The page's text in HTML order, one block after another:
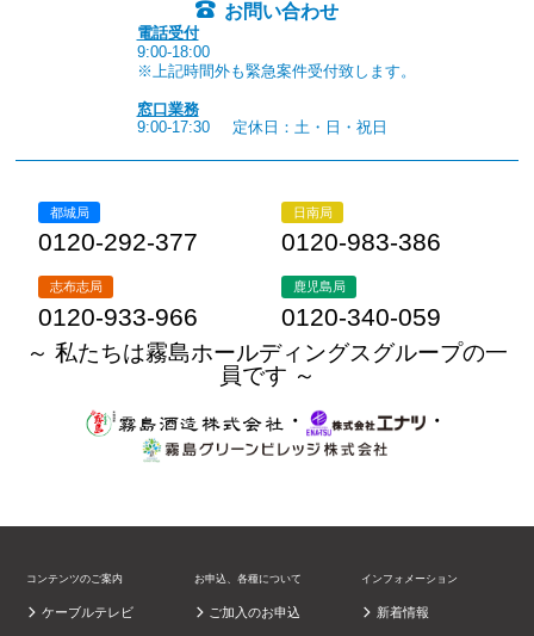
お問い合わせ
電話受付
9:00-18:00
※上記時間外も緊急案件受付致します。
窓口業務
9:00-17:30
定休日：土・日・祝日
都城局
0120-292-377
日南局
0120-983-386
志布志局
0120-933-966
鹿児島局
0120-340-059
～ 私たちは霧島ホールディングスグループの一
員です ～
・
・
コンテンツのご案内
ケーブルテレビ
お申込、各種について
ご加入のお申込
インフォメーション
新着情報